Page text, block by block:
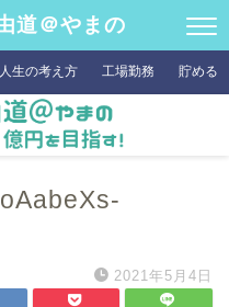
道＠やまの
人生の考え方 工場勤務 貯める
2021年5月4日